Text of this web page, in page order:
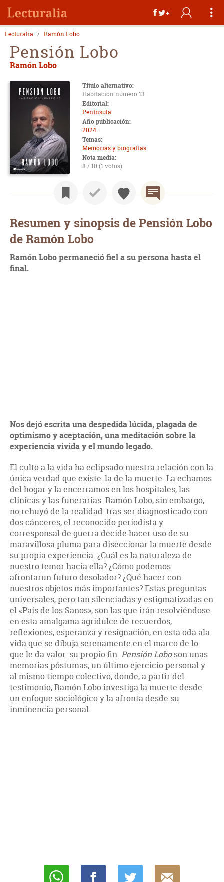
Lecturalia Ramón Lobo
Pensión Lobo
Ramón Lobo
Título alternativo:
Habitación número 13
Editorial:
Península
Año publicación:
2024
Temas:
Memorias y biografías
Nota media:
8 / 10 (1 votos)
Resumen y sinopsis de Pensión Lobo
de Ramón Lobo
Ramón Lobo permaneció fiel a su persona hasta el
final.
Nos dejó escrita una despedida lúcida, plagada de
optimismo y aceptación, una meditación sobre la
experiencia vivida y el mundo legado.
El culto a la vida ha eclipsado nuestra relación con la
única verdad que existe: la de la muerte. La echamos
del hogar y la encerramos en los hospitales, las
clínicas y las funerarias. Ramón Lobo, sin embargo,
no rehuyó de la realidad: tras ser diagnosticado con
dos cánceres, el reconocido periodista y
corresponsal de guerra decide hacer uso de su
maravillosa pluma para diseccionar la muerte desde
su propia experiencia. ¿Cuál es la naturaleza de
nuestro temor hacia ella? ¿Cómo podemos
afrontarun futuro desolador? ¿Qué hacer con
nuestros objetos más importantes? Estas preguntas
universales, pero tan silenciadas y estigmatizadas en
el «País de los Sanos», son las que irán resolviéndose
en esta amalgama agridulce de recuerdos,
reflexiones, esperanza y resignación, en esta oda ala
vida que se dibuja serenamente en el marco de lo
que le da valor: su propio fin. Pensión Loboson unas
memorias póstumas, un último ejercicio personal y
al mismo tiempo colectivo, donde, a partir del
testimonio, Ramón Lobo investiga la muerte desde
un enfoque sociológico y la afronta desde su
inminencia personal.